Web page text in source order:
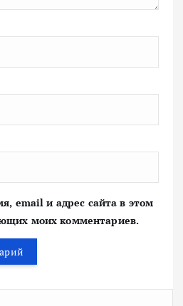
email и адрес сайта в этом
моих комментариев.